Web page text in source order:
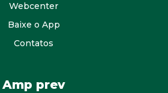
Webcenter
Baixe o App
Contatos
Amp prev